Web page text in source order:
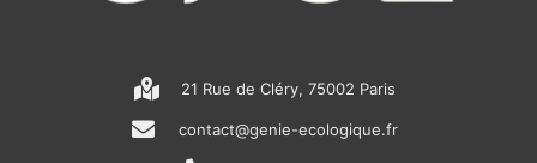
21 Rue de Cléry, 75002 Paris
contact@genie-ecologique.fr